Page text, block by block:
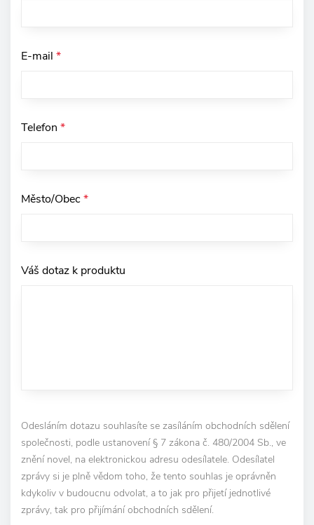
E-mail *
Telefon *
Město/Obec*
Váš dotaz k produktu
Odesláním dotazu souhlasíte se zasíláním obchodních sdělení
společnosti, podle ustanovení § 7 zákona č. 480/2004 Sb., ve
znění novel, na elektronickou adresu odesílatele. Odesílatel
zprávy si je plně vědom toho, že tento souhlas je oprávněn
kdykoliv v budoucnu odvolat, a to jak pro přijetí jednotlivé
zprávy, tak pro přijímání obchodních sdělení.